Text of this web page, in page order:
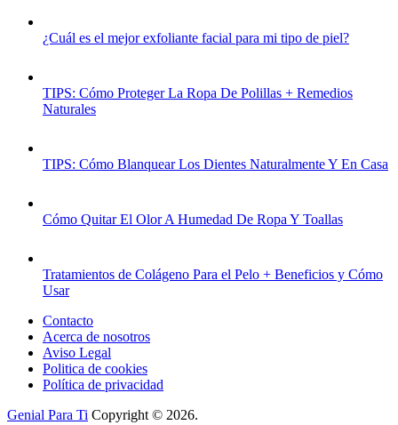
¿Cuál es el mejor exfoliante facial para mi tipo de piel?
TIPS: Cómo Proteger La Ropa De Polillas + Remedios
Naturales
TIPS: Cómo Blanquear Los Dientes Naturalmente Y En Casa
Cómo Quitar El Olor A Humedad De Ropa Y Toallas
Tratamientos de Colágeno Para el Pelo + Beneficios y Cómo
Usar
Contacto
Acerca de nosotros
Aviso Legal
Politica de cookies
Política de privacidad
Genial Para Ti Copyright © 2026.